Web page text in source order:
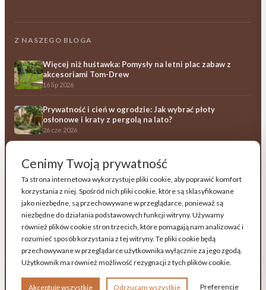
Z NASZEGO BLOGA
Więcej niż huśtawka: Pomysły na letni plac zabaw z
akcesoriami Tom-Drew
16 lip 2026
Prywatność i cień w ogrodzie: Jak wybrać płoty
osłonowe i kraty z pergolą na lato?
26 cze 2026
po opłacalności i trwałości
23 cze 2026
Wszystkie artykuły →
Obserwuj Tom-Drew na Facebooku
© 2026 TOMDREW — Wszelkie prawa zastrzeżone
Cenimy Twoją prywatność
Ta strona internetowa wykorzystuje pliki cookie, aby poprawić komfort
korzystania z niej. Spośród nich pliki cookie, które są sklasyfikowane
jako niezbędne, są przechowywane w przeglądarce, ponieważ są
niezbędne do działania podstawowych funkcji witryny. Używamy
również plików cookie stron trzecich, które pomagają nam analizować i
rozumieć sposób korzystania z tej witryny. Te pliki cookie będą
przechowywane w przeglądarce użytkownika wyłącznie za jego zgodą.
Użytkownik ma również możliwość rezygnacji z tych plików cookie.
Akceptuję wszystkie Odrzucam wszystkie Preferencje